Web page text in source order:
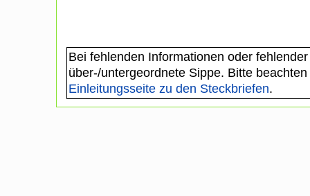
Bei fehlenden Informationen oder
über-/untergeordnete Sippe. Bitte
Einleitungsseite zu den Steckbriefen.